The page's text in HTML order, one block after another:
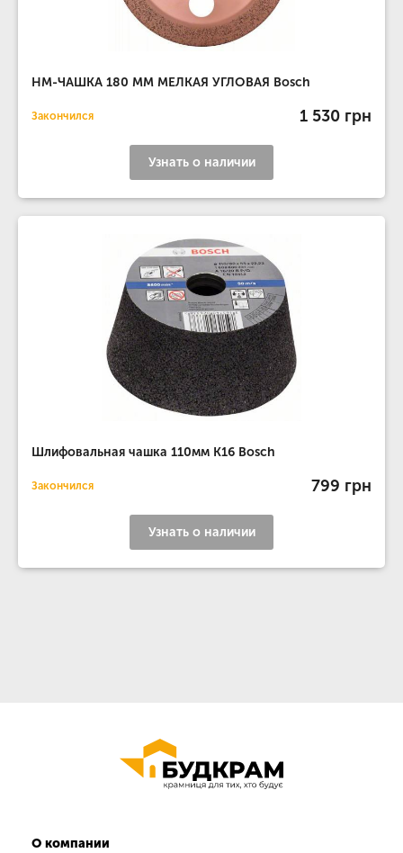
НМ-ЧАШКА 180 ММ МЕЛКАЯ УГЛОВАЯ Bosch
Закончился 1 530 грн
Узнать о наличии
Шлифовальная чашка 110мм K16 Bosch
Закончился 799 грн
Узнать о наличии
О компании